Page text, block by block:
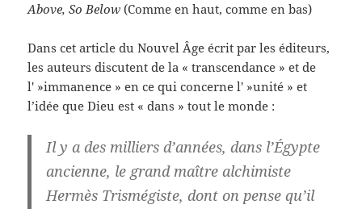
Above, So Below (Comme en haut, comme en bas)
Dans cet article du Nouvel Âge écrit par les éditeurs,
les auteurs discutent de la « transcendance » et de
l' »immanence » en ce qui concerne l' »unité » et
l’idée que Dieu est « dans » tout le monde :
Il y a des milliers d’années, dans l’Égypte
ancienne, le grand maître alchimiste
Hermès Trismégiste, dont on pense qu’il